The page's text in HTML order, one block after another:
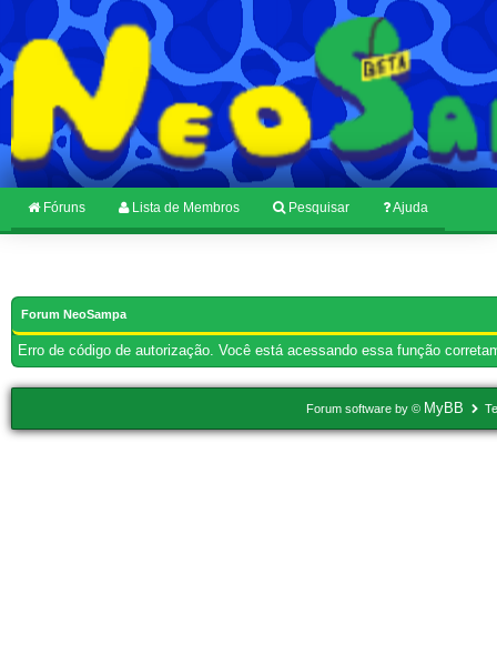
Fóruns Lista de Membros Pesquisar Ajuda
Forum NeoSampa
Erro de código de autorização. Você está acessando essa função
Forum software by © MyBB